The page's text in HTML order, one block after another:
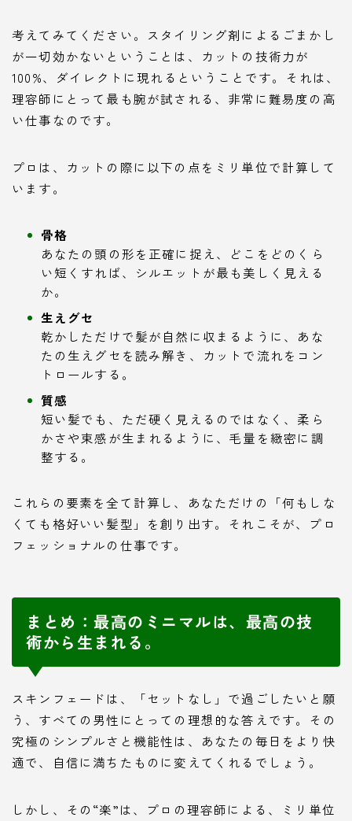
考えてみてください。スタイリング剤によるごまかし
が一切効かないということは、カットの技術力が
100%、ダイレクトに現れるということです。それは、
理容師にとって最も腕が試される、非常に難易度の高
い仕事なのです。
プロは、カットの際に以下の点をミリ単位で計算して
います。
骨格
あなたの頭の形を正確に捉え、どこをどのくら
い短くすれば、シルエットが最も美しく見える
か。
生えグセ
乾かしただけで髪が自然に収まるように、あな
たの生えグセを読み解き、カットで流れをコン
トロールする。
質感
短い髪でも、ただ硬く見えるのではなく、柔ら
かさや束感が生まれるように、毛量を緻密に調
整する。
これらの要素を全て計算し、あなただけの「何もしな
くても格好いい髪型」を創り出す。それこそが、プロ
フェッショナルの仕事です。
まとめ：最高のミニマルは、最高の技
術から生まれる。
スキンフェードは、「セットなし」で過ごしたいと願
う、すべての男性にとっての理想的な答えです。その
究極のシンプルさと機能性は、あなたの毎日をより快
適で、自信に満ちたものに変えてくれるでしょう。
しかし、その“楽”は、プロの理容師による、ミリ単位